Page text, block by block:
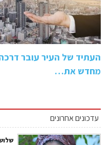
העתיד של העיר עובר
מחדש את…
עדכונים אחרונים